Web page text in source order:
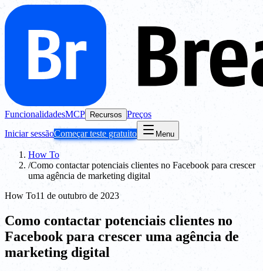
FuncionalidadesMCP Recursos Preços
Iniciar sessãoComeçar teste gratuito Menu
How To
/Como contactar potenciais clientes no Facebook para crescer
uma agência de marketing digital
How To11 de outubro de 2023
Como contactar potenciais clientes no
Facebook para crescer uma agência de
marketing digital